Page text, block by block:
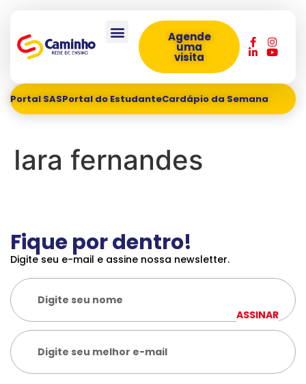
Agende
uma
visita
Portal SASPortal do EstudanteCardápio da Semana
Iara fernandes
Fique por dentro!
Digite seu e-mail e assine nossa newsletter.
ASSINAR